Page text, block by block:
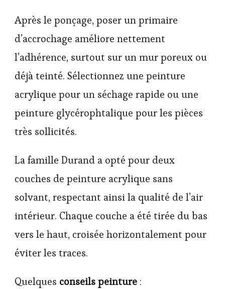
Après le ponçage, poser un primaire
d’accrochage améliore nettement
l’adhérence, surtout sur un mur poreux ou
déjà teinté. Sélectionnez une peinture
acrylique pour un séchage rapide ou une
peinture glycérophtalique pour les pièces
très sollicités.
La famille Durand a opté pour deux
couches de peinture acrylique sans
solvant, respectant ainsi la qualité de l’air
intérieur. Chaque couche a été tirée du bas
vers le haut, croisée horizontalement pour
éviter les traces.
Quelques conseils peinture :